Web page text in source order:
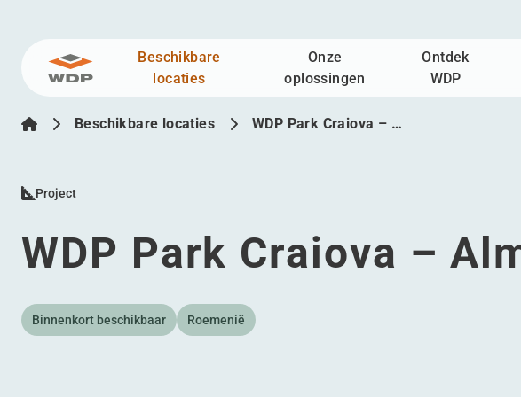
Ga naar inhoud
Beschikbare
locaties
Onze
oplossingen
Ontdek
WDP
Beschikbare locaties WDP Park Craiova – …
Project
WDP Park Craiova –
Binnenkort beschikbaar Roemenië